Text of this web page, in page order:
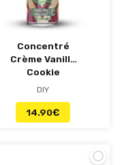
Concentré
Crème Vanille
Cookie
Chocolat 30ml -
DIY
14.90€